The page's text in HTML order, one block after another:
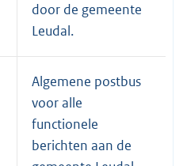
door de gemeente
Leudal.
Algemene postbus
voor alle
functionele
berichten aan de